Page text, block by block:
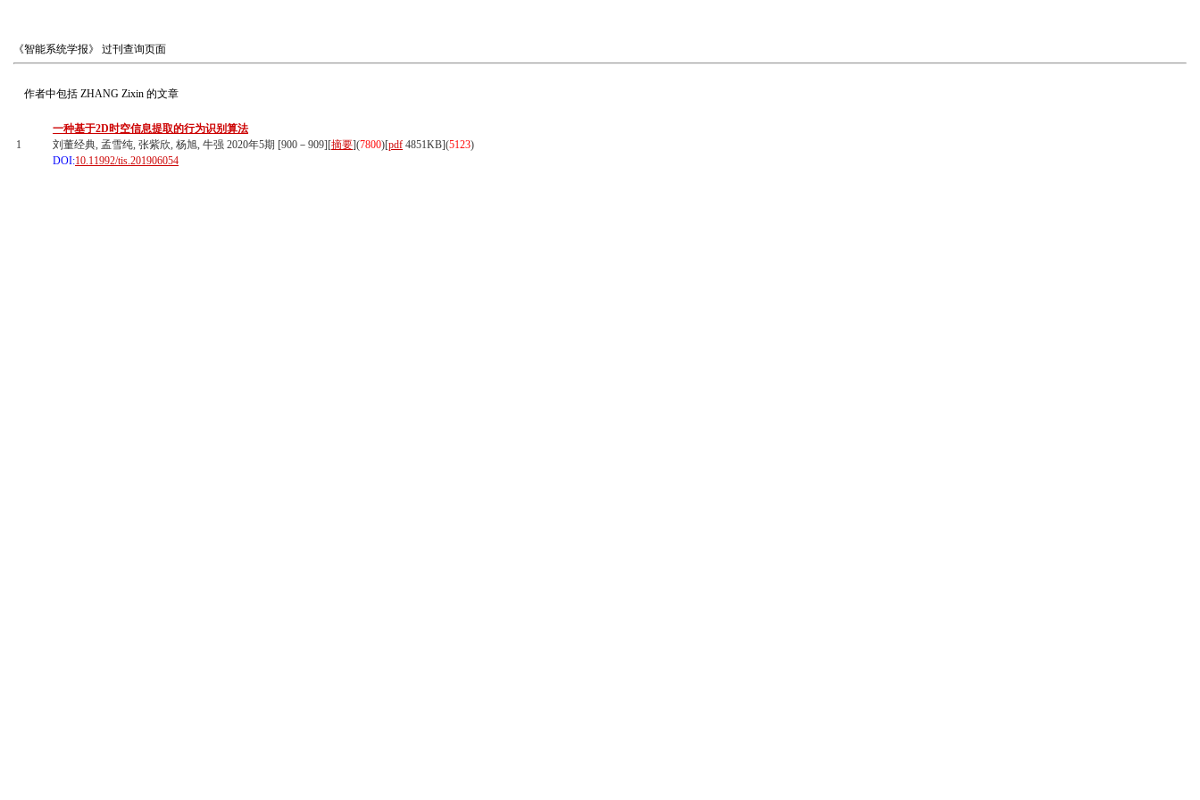
《智能系统学报》 过刊查询页面
作者中包括 ZHANG Zixin 的文章
1
一种基于2D时空信息提取的行为识别算法
刘董经典, 孟雪纯, 张紫欣, 杨旭, 牛强 2020年5期 [900－909][摘要](7800)[pdf 4851KB](5123)
DOI:10.11992/tis.201906054